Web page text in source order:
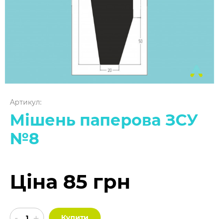
Артикул:
Мішень паперова ЗСУ
№8
Ціна 85 грн